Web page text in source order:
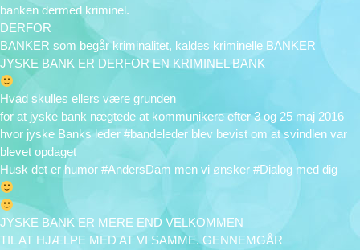
banken dermed kriminel.
DERFOR
BANKER som begår kriminalitet, kaldes kriminelle BANKER
JYSKE BANK ER DERFOR EN KRIMINEL BANK
Hvad skulles ellers være grunden
for at jyske bank nægtede at kommunikere efter 3 og 25 maj 2016
hvor jyske Banks leder #bandeleder blev bevist om at svindlen var
blevet opdaget
Husk det er humor #AndersDam men vi ønsker #Dialog med dig
JYSKE BANK ER MERE END VELKOMMEN
TIL AT HJÆLPE MED AT VI SAMME. GENNEMGÅR